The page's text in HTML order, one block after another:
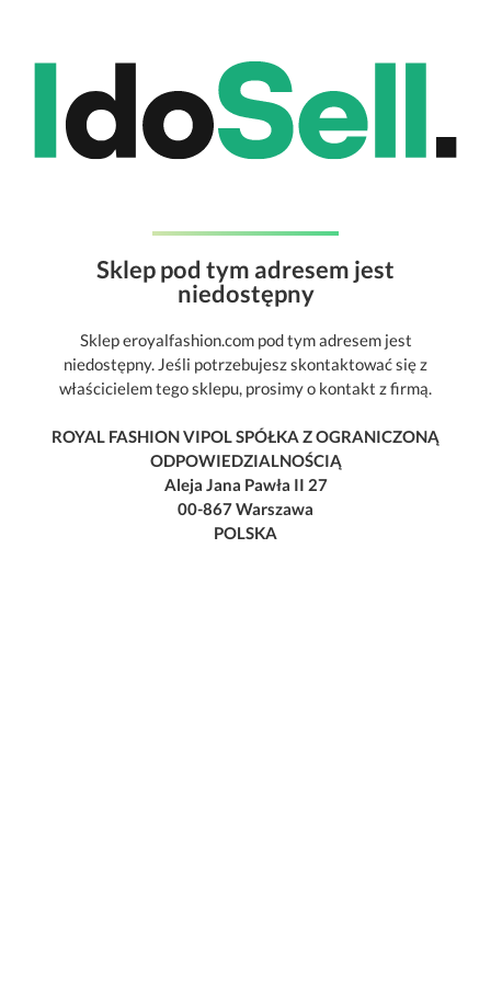
Sklep pod tym adresem jest
niedostępny
Sklep eroyalfashion.com pod tym adresem jest
niedostępny. Jeśli potrzebujesz skontaktować się z
właścicielem tego sklepu, prosimy o kontakt z firmą.
ROYAL FASHION VIPOL SPÓŁKA Z OGRANICZONĄ
ODPOWIEDZIALNOŚCIĄ
Aleja Jana Pawła II 27
00-867 Warszawa
POLSKA